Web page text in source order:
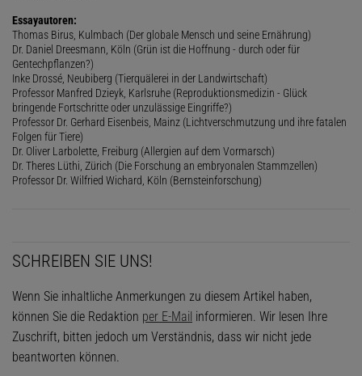
Essayautoren:
Thomas Birus, Kulmbach (Der globale Mensch und seine Ernährung)
Dr. Daniel Dreesmann, Köln (Grün ist die Hoffnung - durch oder für
Gentechpflanzen?)
Inke Drossé, Neubiberg (Tierquälerei in der Landwirtschaft)
Professor Manfred Dzieyk, Karlsruhe (Reproduktionsmedizin - Glück
bringende Fortschritte oder unzulässige Eingriffe?)
Professor Dr. Gerhard Eisenbeis, Mainz (Lichtverschmutzung und ihre fatalen
Folgen für Tiere)
Dr. Oliver Larbolette, Freiburg (Allergien auf dem Vormarsch)
Dr. Theres Lüthi, Zürich (Die Forschung an embryonalen Stammzellen)
Professor Dr. Wilfried Wichard, Köln (Bernsteinforschung)
SCHREIBEN SIE UNS!
Wenn Sie inhaltliche Anmerkungen zu diesem Artikel haben,
können Sie die Redaktion per E-Mail informieren. Wir lesen Ihre
Zuschrift, bitten jedoch um Verständnis, dass wir nicht jede
beantworten können.